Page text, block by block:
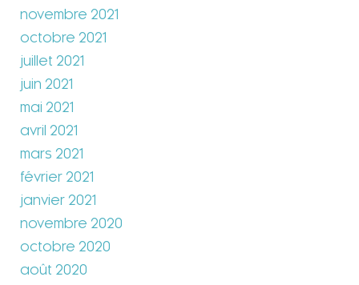
novembre 2021
octobre 2021
juillet 2021
juin 2021
mai 2021
avril 2021
mars 2021
février 2021
janvier 2021
novembre 2020
octobre 2020
août 2020